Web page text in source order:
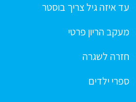
עד איזה גיל צריך בוסטר
מעקב הריון פרטי
חזרה לשגרה
ספרי ילדים